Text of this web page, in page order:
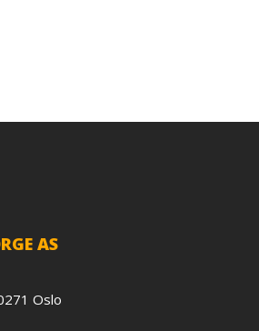
AS
Oslo